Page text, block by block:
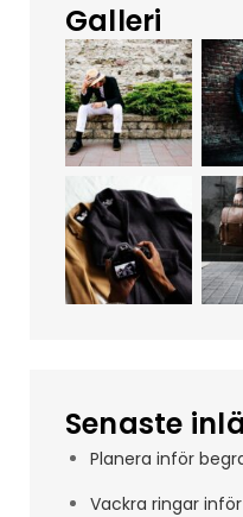
Galleri
Senaste
Planera inför
Vackra ringar